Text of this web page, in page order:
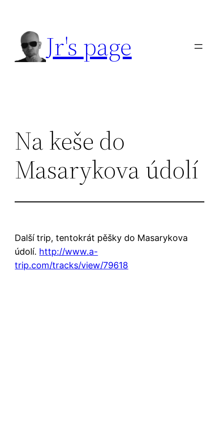
obsah
Jr's page
Na keše do
Masarykova údolí
Další trip, tentokrát pěšky do Masarykova
údolí. http://www.a-
trip.com/tracks/view/79618